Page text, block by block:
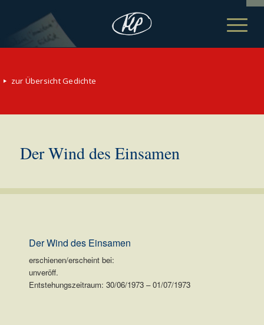
zur Übersicht Gedichte
Der Wind des Einsamen
Der Wind des Einsamen
erschienen/erscheint bei:
unveröff.
Entstehungszeitraum: 30/06/1973 – 01/07/1973